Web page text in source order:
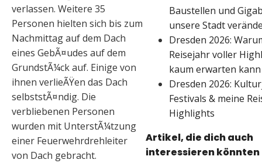
verlassen. Weitere 35
Personen hielten sich bis zum
Nachmittag auf dem Dach
eines GebÃ¤udes auf dem
GrundstÃ¼ck auf. Einige von
ihnen verlieÃŸen das Dach
selbststÃ¤ndig. Die
verbliebenen Personen
wurden mit UnterstÃ¼tzung
einer Feuerwehrdrehleiter
von Dach gebracht.
Baustellen und
unsere Stadt
Dresden 2026:
Reisejahr voller
kaum erwarten kann
Dresden 2026:
Festivals & meine
Highlights
Artikel, die dich auch
interessieren könnten